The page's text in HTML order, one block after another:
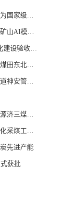
示范矿井“
型大赛 初
收结果（第
煤层气资
全线贯通
：变革创
面实现智
先进产能
获批